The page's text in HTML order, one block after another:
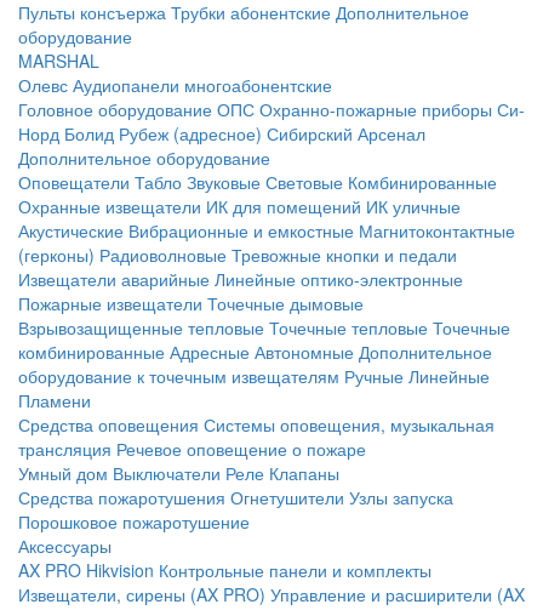
Пульты консъержа Трубки абонентские Дополнительное
оборудование
MARSHAL
Олевс Аудиопанели многоабонентские
Головное оборудование ОПС Охранно-пожарные приборы Си-
Норд Болид Рубеж (адресное) Сибирский Арсенал
Дополнительное оборудование
Оповещатели Табло Звуковые Световые Комбинированные
Охранные извещатели ИК для помещений ИК уличные
Акустические Вибрационные и емкостные Магнитоконтактные
(герконы) Радиоволновые Тревожные кнопки и педали
Извещатели аварийные Линейные оптико-электронные
Пожарные извещатели Точечные дымовые
Взрывозащищенные тепловые Точечные тепловые Точечные
комбинированные Адресные Автономные Дополнительное
оборудование к точечным извещателям Ручные Линейные
Пламени
Средства оповещения Системы оповещения, музыкальная
трансляция Речевое оповещение о пожаре
Умный дом Выключатели Реле Клапаны
Средства пожаротушения Огнетушители Узлы запуска
Порошковое пожаротушение
Аксессуары
AX PRO Hikvision Контрольные панели и комплекты
Извещатели, сирены (AX PRO) Управление и расширители (AX